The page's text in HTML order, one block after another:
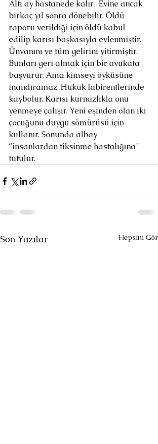
Altı ay hastanede kalır.  Evine ancak
birkaç yıl sonra dönebilir. Öldü
raporu verildiği için öldü kabul
edilip karısı başkasıyla evlenmiştir.
Ünvanını ve tüm gelirini yitirmiştir.
Bunları geri almak için bir avukata
başvurur. Ama kimseyi öyküsüne
inandıramaz. Hukuk labirentlerinde
kaybolur. Karısı kurnazlıkla onu
yenmeye çalışır. Yeni eşinden olan iki
çocuğunu duygu sömürüsü için
kullanır. Sonunda albay
‘’insanlardan tiksinme hastalığına’’
tutulur.
Son Yazılar Hepsini Gör